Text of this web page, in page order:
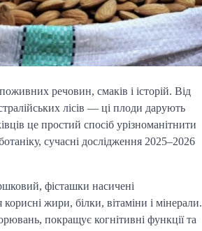
речовин, смаків і історій. Від
лісів — ці плоди дарують
це простий спосіб урізноманітнити
сучасні дослідження 2025–2026
фісташки насичені
жири, білки, вітаміни і мінерали.
покращує когнітивні функції та